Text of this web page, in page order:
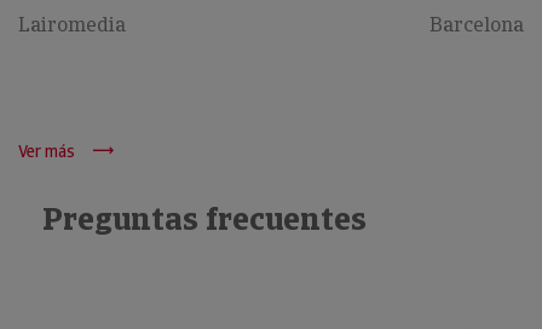
Lairomedia Barcelona
Ver más
Preguntas frecuentes